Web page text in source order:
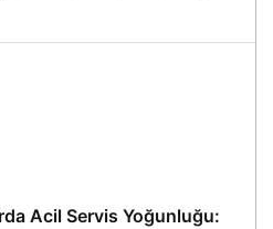
Acil Servis Yoğunluğu: